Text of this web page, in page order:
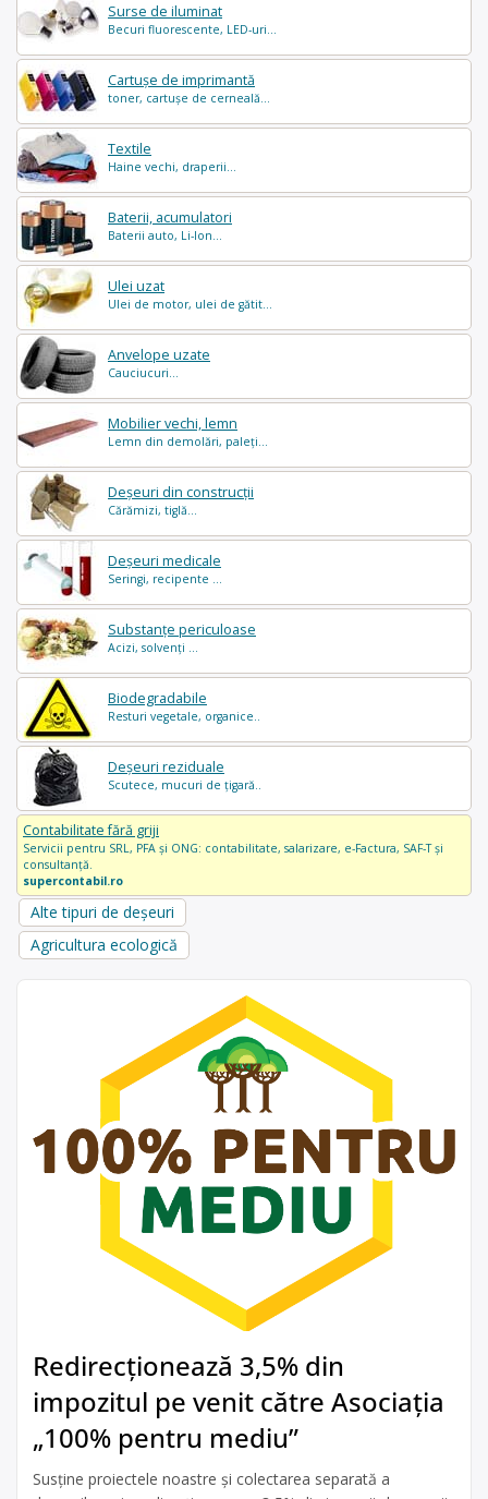
Surse de iluminat
Becuri fluorescente, LED-uri...
Cartușe de imprimantă
toner, cartușe de cerneală...
Textile
Haine vechi, draperii...
Baterii, acumulatori
Baterii auto, Li-Ion...
Ulei uzat
Ulei de motor, ulei de gătit...
Anvelope uzate
Cauciucuri...
Mobilier vechi, lemn
Lemn din demolări, paleți...
Deșeuri din construcții
Cărămizi, tiglă...
Deșeuri medicale
Seringi, recipente ...
Substanțe periculoase
Acizi, solvenți ...
Biodegradabile
Resturi vegetale, organice..
Deșeuri reziduale
Scutece, mucuri de țigară..
Contabilitate fără griji
Servicii pentru SRL, PFA și ONG: contabilitate, salarizare, e-Factura, SAF-T și
consultanță.
supercontabil.ro
Alte tipuri de deșeuri
Agricultura ecologică
Redirecționează 3,5% din
impozitul pe venit către Asociația
„100% pentru mediu”
Susține proiectele noastre și colectarea separată a